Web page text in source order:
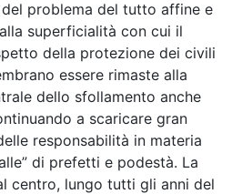
problema del tutto affine e
superficialità con cui il
della protezione dei civili
essere rimaste alla
dello sfollamento anche
a scaricare gran
responsabilità in materia
di prefetti e podestà. La
centro, lungo tutti gli anni del